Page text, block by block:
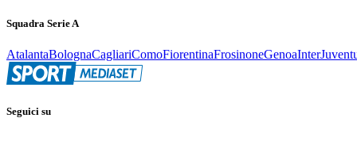
Squadra Serie A
AtalantaBolognaCagliariComoFiorentinaFrosinoneGenoaInter
Seguici su